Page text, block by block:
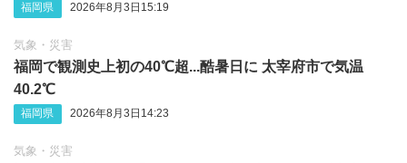
福岡県 2026年8月3日15:19
気象・災害
福岡で観測史上初の40℃超...酷暑日に 太宰府市で気温
40.2℃
福岡県 2026年8月3日14:23
気象・災害